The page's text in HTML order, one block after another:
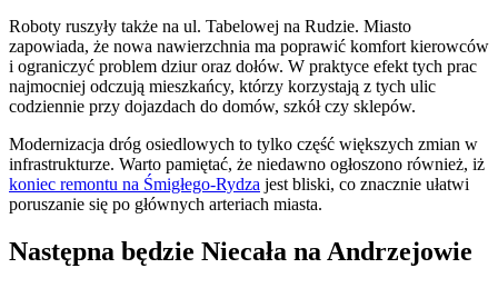
Roboty ruszyły także na ul. Tabelowej na Rudzie. Miasto
zapowiada, że nowa nawierzchnia ma poprawić komfort kierowców
i ograniczyć problem dziur oraz dołów. W praktyce efekt tych prac
najmocniej odczują mieszkańcy, którzy korzystają z tych ulic
codziennie przy dojazdach do domów, szkół czy sklepów.
Modernizacja dróg osiedlowych to tylko część większych zmian w
infrastrukturze. Warto pamiętać, że niedawno ogłoszono również, iż
koniec remontu na Śmigłego-Rydza jest bliski, co znacznie ułatwi
poruszanie się po głównych arteriach miasta.
Następna będzie Niecała na Andrzejowie